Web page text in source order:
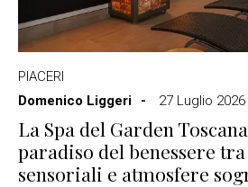
PIACERI
Domenico Liggeri
27 Luglio 2026
La Spa del Garden
paradiso del benessere
sensoriali e atmosfere